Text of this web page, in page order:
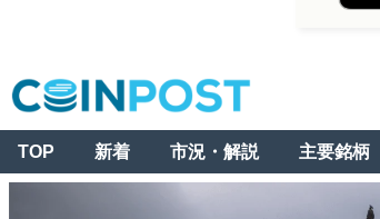
TOP 新着 市況・解説 主要銘柄